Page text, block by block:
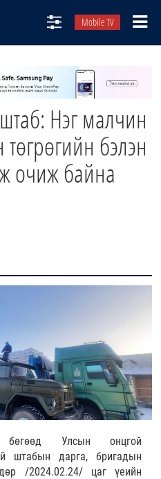
Mobile TV
Нэг малчин
бэлэн
очиж байна
Улсын онцгой
штабын дарга, бригадын
/2024.02.24/ цаг үеийн